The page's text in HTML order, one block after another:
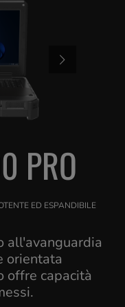
PRO
ED ESPANDIBILE
all'avanguardia
orientata
offre capacità